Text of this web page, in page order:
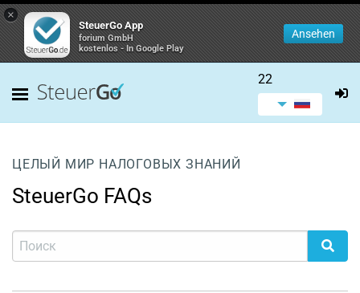
×
SteuerGo App
forium GmbH
kostenlos - In Google Play
Ansehen
22
ЦЕЛЫЙ МИР НАЛОГОВЫХ ЗНАНИЙ
SteuerGo FAQs